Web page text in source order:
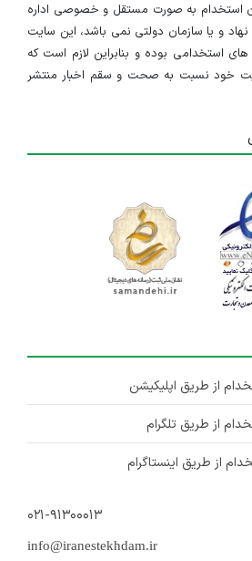
استخدام به صورت مستقل و خصوصی اداره
و یا سازمان دولتی نمی باشد، این سایت
استخدامی بوده و بنابراین لازم است که
خود نسبت به صحت و سقم اخبار منتشر
از طریق اپلیکیشن
از طریق تلگرام
از طریق اینستاگرام
۰۲۱-۹۱۳۰۰۰۱۳
info@iranestekhdam.ir